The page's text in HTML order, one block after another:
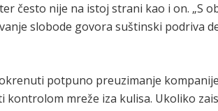
često nije na istoj strani kao i on. „S
slobode govora suštinski podriva
potpuno preuzimanje
kontrolom mreže iza kulisa. Ukoliko